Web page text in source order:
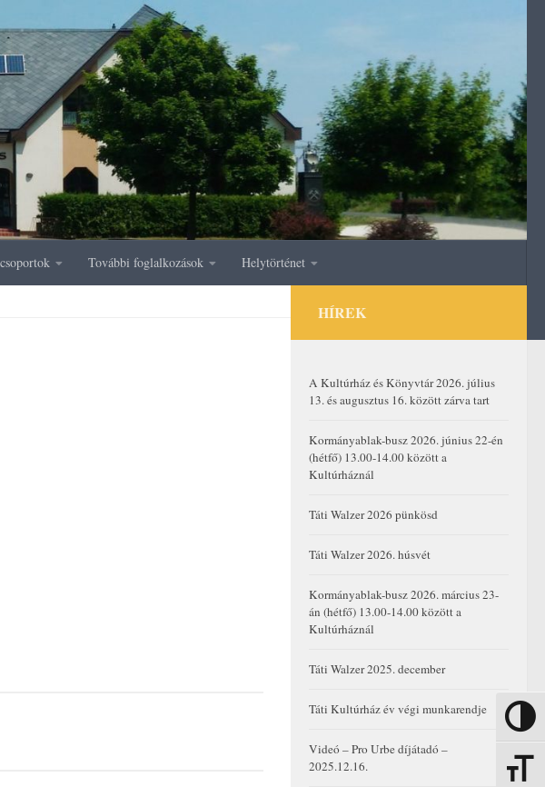
Nagy
További foglalkozások Helytörténet
HÍREK
A Kultúrház és Könyvtár 2026. július
13. és augusztus 16. között zárva tart
Kormányablak-busz 2026. június 22-én
(hétfő) 13.00-14.00 között a
Kultúrháznál
Táti Walzer 2026 pünkösd
Táti Walzer 2026. húsvét
Kormányablak-busz 2026. március 23-
án (hétfő) 13.00-14.00 között a
Kultúrháznál
Táti Walzer 2025. december
Táti Kultúrház év végi munkarendje
Videó – Pro Urbe díjátadó –
2025.12.16.